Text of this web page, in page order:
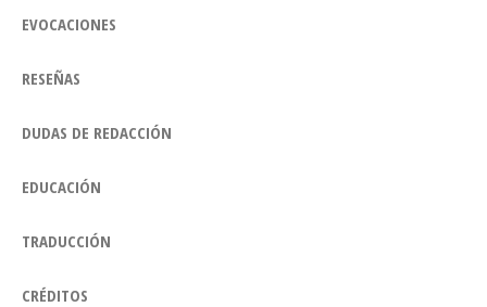
EVOCACIONES
RESEÑAS
DUDAS DE REDACCIÓN
EDUCACIÓN
TRADUCCIÓN
CRÉDITOS